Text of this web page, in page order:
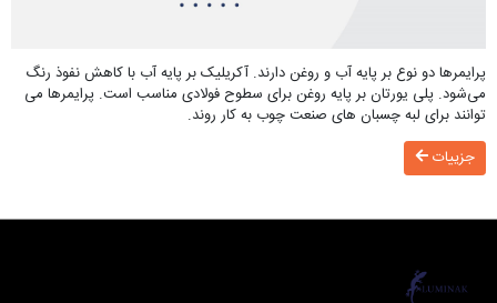
پرایمر‌ها دو نوع بر پایه آب و روغن دارند. آکریلیک بر پایه آب با کاهش نفوذ رنگ
می‌شود. پلی یورتان بر پایه روغن برای سطوح فولادی مناسب است. پرایمرها می
توانند برای لبه چسبان های صنعت چوب به کار روند.
جزییات